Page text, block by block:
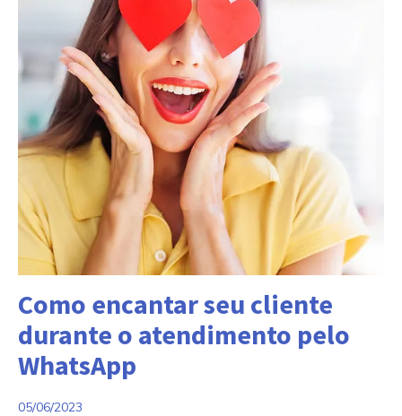
Como encantar seu cliente
durante o atendimento pelo
WhatsApp
05/06/2023